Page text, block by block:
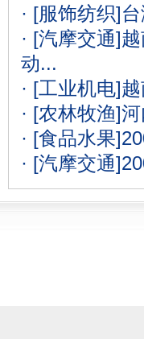
· [服饰纺织]
· [汽摩交通]
动...
· [工业机电]
· [农林牧渔]
· [食品水果]
· [汽摩交通]